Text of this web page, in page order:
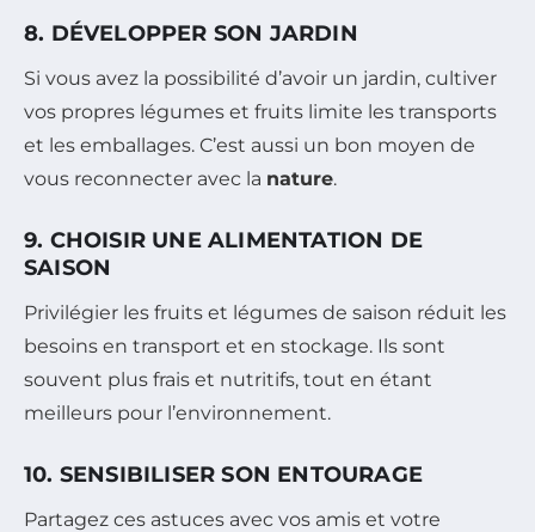
8. DÉVELOPPER SON JARDIN
Si vous avez la possibilité d’avoir un jardin, cultiver
vos propres légumes et fruits limite les transports
et les emballages. C’est aussi un bon moyen de
vous reconnecter avec la nature.
9. CHOISIR UNE ALIMENTATION DE
SAISON
Privilégier les fruits et légumes de saison réduit les
besoins en transport et en stockage. Ils sont
souvent plus frais et nutritifs, tout en étant
meilleurs pour l’environnement.
10. SENSIBILISER SON ENTOURAGE
Partagez ces astuces avec vos amis et votre